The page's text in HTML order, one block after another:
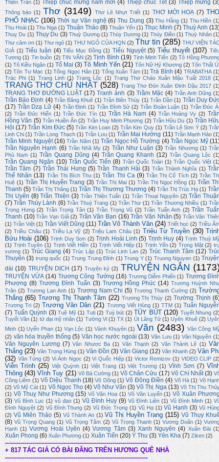
Thiên Trần (1) Thiệp chúc mừng năm mới (4) Thiệp chúc Tết (3) Thiệp mừng
Thông báo (1) Thơ (3149) Thơ Lê Nhựt Triết (1) THƠ MỜI HOẠ (7)
PHỔ NHẠC (106) Thời sự Văn nghệ (6) Thu Dung (3) Thu Hằng (1) Thu Hiền
Thu Hoài (1) Thu Nga (1) Thuận Thảo (8) Thuận Yến (1) Thục Minh (7) Thuỳ Anh
Thuỵ Du (1) Thụy Du (3) Thuỳ Dương (1) Thùy Dương (1) Thủy Điền (1) Thuỳ Nhân
Thư cảm ơn (1) Thư ngỏ (1) THƯ NGỎ CỦA HQN (2) Thư tin (285) THƯ VIỆN
GIẢ (1) Tiểu luận (4) Tiểu Mục Đồng (1) Tiểu Nguyệt (5) Tiểu thuyết (107)
Tương (1) Tin buồn (2) TIN VĂN (2) Tịnh Bình (19) Tịnh Minh Tiến (2) Tô Hồng
(1) Tô Kiều Ngân (1) Tố Mai (3) Tô Minh Yến (21) Tôn Nữ Hỷ Khương (2) Tôn Thất
(2) Tôn Tư Mạc (1) Tống Ngọc Hân (1) Tống Xuân Tám (1) Trà Bình (4) TRABATHA
Trác Phi (1) Trang Linh (1) Trang Lộc (1) Trang Thơ Chào Xuân Mậu Tuất 2018
TRANG THƠ CHỦ NHẬT (528) Trang Thơ Đón Xuân Đinh Dậu 2017
TRANG THƠ ĐƯỜNG LUẬT (17) Tranh ảnh (3) Trầm Mặc (4) Trần Anh Dũng
Trần Bảo Định (4) Trần Băng Khuê (1) Trần Biên Thùy (1) Trần Dần (1) Trần Duy
(17) Trần Dzạ Lữ (4) Trần Định (1) Trần Đình Sử (2) Trần Đoàn Luận (1) Trần Đức
(2) Trần Đức Hiển (1) Trần Đức Tín (1) Trần Hà Nam (4) Trần Hoàng Vy (2)
Hồng Vân (5) Trần Huiền Ân (2) Trần Huy Minh Phương (2) Trần Hữu Du (1) Trần
Hội (17) Trần Kim Đức (5) Trần Kim Loan (2) Trần Kim Quy (1) Trần Lê Sơn Ý (2)
Linh Chi (1) Trần Long Thạch (1) Trần Lưu (1) Trần Mai Hường (11) Trần Mạnh Hảo
Trần Minh Nguyệt (16) Trần Năm (1) Trần Ngọc Hồ Trường (4) Trần Ngọc Mỹ
Trần Nguyên Hạnh (6) Trần Nhã My (2) Trần Như Luận (3) Trần Nhương (1)
Phù Nam (1) Trần Quang Dũng (4) Trần Quang Khanh (12) Trần Quang Lộc
Trần Quang Ngân (10) Trần Quốc Tiến (8) Trần Quốc Toàn (1) Trần Quốc Việt
Trần Tâm (7) Trần Thái Hưng (5) Trần Thanh Hải (3) Trần Thành Nghĩa (1)
Thế Nhân (13) Trần Thị Bích Thu (1) Trần Thi Ca (9) Trần Thị Cổ Tích (2) Trần
Huệ (1) Trần Thị Huyền Trang (3) Trần Thị Mai (1) Trần Thị Ngọc Hồng (1) Trần
Thanh (5) Trần Thị Thắng (1) Trần Thị Thương Thương (4) Trần Thị Trúc Hạ (1)
Thị Uyên (8) Trần Thiện (3) Trần Thiện Tuấn (1) Trần Thoại Nguyên (2) Trần
(7) Trần Thúy Lành (6) Trần Thuỳ Trang (1) Trần Thư (1) Trần Thương Nhiều (1)
Trọng Hưng (2) Trần Trọng Tân (1) Trần Trọng Vũ (2) Trần Tuấn Anh (2) Trần
Thanh (10) Trần Vạn Giã (2) Trần Văn Bạn (16) Trần Văn Nhân (5) Trần Văn
(1) Trần Việt (1) Trần Viết Dũng (11) Trần Võ Thành Văn (24) Triết học (2) Triều
(2) Triều Châu (1) Triều La Vỹ (2) Triệu Lam Châu (1) Triệu Từ Truyền (30)
Bửu Hoài (106) Trịnh Duy Sơn (2) Trịnh Hoài Linh (5) Trịnh Huy (4) Trịnh Thuỳ
(1) Trịnh Tuyên (1) Trịnh Viết Hiền (1) Trịnh Viết Hiệp (1) Trịnh Yến (2) Trọng Mật (2)
vương (1) Trúc Giang (4) Trúc Lập (1) Trúc Linh Lan (2) Trúc Thanh Tâm (12)
Thuyên (3) trung quốc (1) Trung Trung Đỉnh (1) Trung Y (1) Truong Nguyen (1)
dài (10) TRUYỆN DỊCH (17) Truyện ký (2) TRUYỆN NGẮN
TRUYỆN VỪA (14) Trương Công Tưởng (16) Trương Diễm Phiến (1) Trương
Phượng (8) Trương Đình Tuấn (3) Trương Hồng Phúc (14) Trương Huỳnh
Trân (2) Trương Lan Anh (1) Trương Nam Chi (5) Trương Thanh Cường (2)
Thắng (65) Trương Thị Thanh Tâm (22) Trương Thị Thúy (2) Trường Thịnh
Trương Tri (2) Trương Văn Dân (21) Trương Viết Hùng (1) TTM (1) Tuấn
(7) Tuấn Quỳnh (3) Tuệ Mỹ (1) Tuti (2) Tuỳ bút (2) TÙY BÚT (120) Tuyết Nhung
Tuyết Vân (1) tứ đại mỹ nhân (1) Tường Vi (1) TX (1) Út Lãng Tử (1) Uyên Khuê (2)
Minh (1) Uyển Phan (1) Vạn Lộc (1) Vành Khuyên (1) Văn (2483) Văn Công
(2) văn hóa truyền thống (5) Văn học nước ngoài (13) Văn Lưu (1) Văn Nguyên
Văn Nguyên Lương (7) Văn Nhược Ba (1) Văn Thạnh (2) Văn Thành Lê (1)
Thắng (23) Văn Trọng Hùng (1) Vân Đồn (3) Vân Giang (12) Vân Khanh (2) Vân
(32) Vân Tùng (2) Vi Ánh Ngọc (2) Vi Quốc Hiệp (1) Victor Remizov (1) VIDEO CLIP
Viễn Trình (25) Việt Quỳnh (1) Việt Trang (1) Việt Trương (1) Vĩnh Sơn (7)
Thông (43) Vĩnh Tuy (21) Võ Bá Cường (1) Võ Chân Cửu (17) Võ Chí Nhất (3)
Công Liêm (1) Võ Diệu Thanh (18) Võ Dõng (1) Võ Đông Điền (4) Võ Hà (1) Võ
(2) Võ Mỹ Cát (1) Võ Ngọc Thọ (4) Võ Như Văn (3) Võ Thị Nga (13) Võ Thị Thu
(1) Võ Thuỵ Như Phương (15) Võ Văn Hoa (1) Võ Văn Luyến (1) Võ Xuân
(3) Vũ Bình Lục (1) vũ đạo (1) Vũ Đình Huy (9) Vũ Đình Liên (1) Vũ Đình Minh (1)
Đình Nguyệt (2) Vũ Đình Thung (2) Vũ Đức Trọng (1) Vũ Hạ (1) Vũ Hạnh (3) Vũ
(2) Vũ Miên Thảo (5) Vũ Thành An (1) Vũ Thị Huyền Trang (115) Vũ Thụy
(8) Vũ Trọng Quang (1) Vũ Trọng Tâm (2) Vũ Trọng Thanh (1) Vương Doãn (1)
Hạnh (1) Vương Hoài Uyên (4) Vương Tâm (3) Xanh Nguyên (4) Xuân Đài
Xuân Phong (6) Xuân Phương (1) Xuân Tiến (20) Ý Thu (3) Yên Kha (7) Ziken (2)
-------------------------------------------------------------------------
+ 817 TÁC GIẢ CÓ BÀI ĐĂNG TRÊN HƯƠNG QUÊ NHÀ
-------------------------------------------------------------------------